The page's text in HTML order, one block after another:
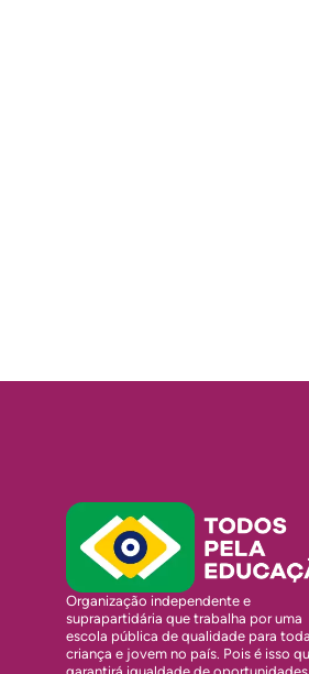
Organização independente e
suprapartidária que trabalha por uma
escola pública de qualidade para toda
criança e jovem no país. Pois é isso